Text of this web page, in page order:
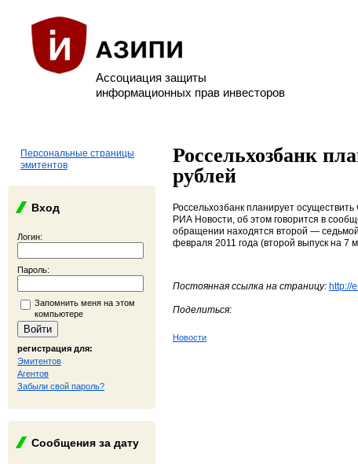
Ассоциация защиты
информационных прав инвесторов
Персональные страницы
эмитентов
Вход
Логин:
Пароль:
Запомнить меня на этом
компьютере
регистрация для:
Эмитентов
Агентов
Забыли свой пароль?
Сообщения за дату
Россельхозбанк
рублей
Россельхозбанк планирует
РИА Новости, об этом говорится в
обращении находятся второй —
февраля 2011 года (второй выпуск на 7
Постоянная ссылка на страницу: http://
Поделиться:
Новости